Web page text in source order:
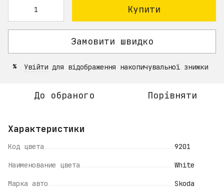
Купити
Замовити швидко
% Увійти для відображення накопичувальної знижки
До обраного Порівняти
Характеристики
Код цвета 9201
Наименование цвета White
Марка авто Skoda